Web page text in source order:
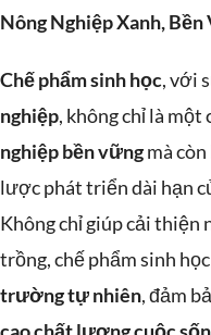
Nông Nghiệp Xanh, Bền
Chế phẩm sinh học, với
nghiệp, không chỉ là
nghiệp bền vữngmà còn
lược phát triển dài hạn
Không chỉ giúp cải thiện
trồng, chế phẩm sinh
trường tự nhiên, đảm